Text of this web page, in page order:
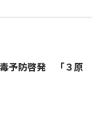
予防啓発 「３原